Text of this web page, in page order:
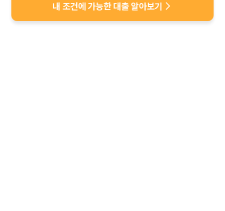
내 조건에 가능한 대출 알아보기